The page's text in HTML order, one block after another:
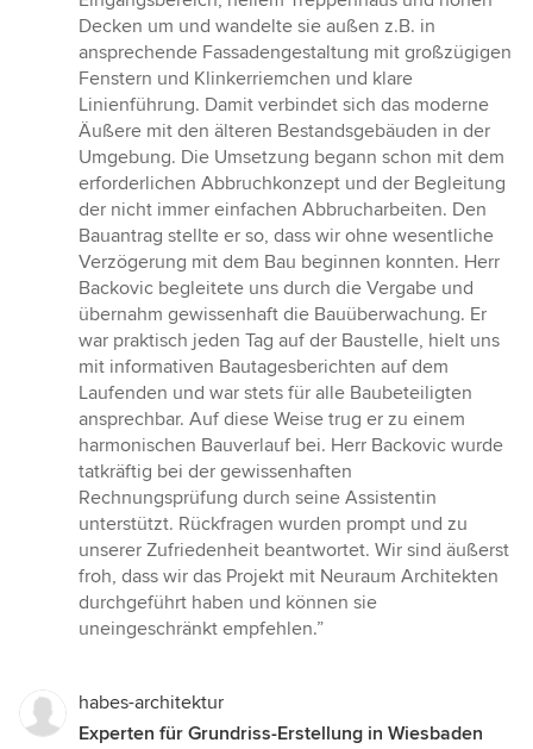
Decken um und wandelte sie außen z.B. in
ansprechende Fassadengestaltung mit großzügigen
Fenstern und Klinkerriemchen und klare
Linienführung. Damit verbindet sich das moderne
Äußere mit den älteren Bestandsgebäuden in der
Umgebung. Die Umsetzung begann schon mit dem
erforderlichen Abbruchkonzept und der Begleitung
der nicht immer einfachen Abbrucharbeiten. Den
Bauantrag stellte er so, dass wir ohne wesentliche
Verzögerung mit dem Bau beginnen konnten. Herr
Backovic begleitete uns durch die Vergabe und
übernahm gewissenhaft die Bauüberwachung. Er
war praktisch jeden Tag auf der Baustelle, hielt uns
mit informativen Bautagesberichten auf dem
Laufenden und war stets für alle Baubeteiligten
ansprechbar. Auf diese Weise trug er zu einem
harmonischen Bauverlauf bei. Herr Backovic wurde
tatkräftig bei der gewissenhaften
Rechnungsprüfung durch seine Assistentin
unterstützt. Rückfragen wurden prompt und zu
unserer Zufriedenheit beantwortet. Wir sind äußerst
froh, dass wir das Projekt mit Neuraum Architekten
durchgeführt haben und können sie
uneingeschränkt empfehlen.”
habes-architektur
Experten für Grundriss-Erstellung in Wiesbaden